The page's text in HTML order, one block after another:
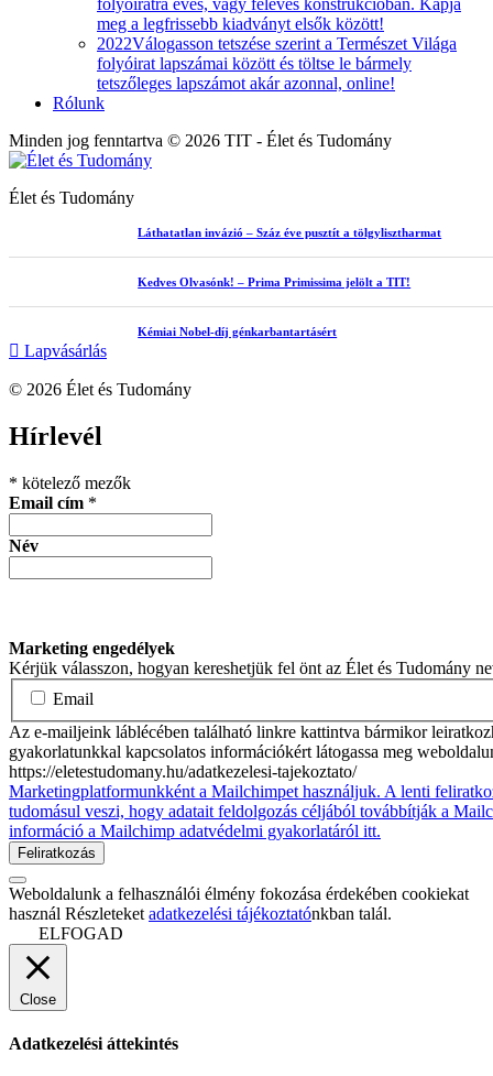
folyóiratra éves, vagy féléves konstrukcióban. Kapja
meg a legfrissebb kiadványt elsők között!
2022Válogasson tetszése szerint a Természet Világa
folyóirat lapszámai között és töltse le bármely
tetszőleges lapszámot akár azonnal, online!
Rólunk
Minden jog fenntartva © 2026 TIT - Élet és Tudomány
Élet és Tudomány
Láthatatlan invázió – Száz éve pusztít a tölgylisztharmat
Kedves Olvasónk! – Prima Primissima jelölt a TIT!
Kémiai Nobel-díj génkarbantartásért
Lapvásárlás
© 2026 Élet és Tudomány
facebook-
1
youtube-
1
email
Hírlevél
* kötelező mezők
Email cím *
Név
Marketing engedélyek
Kérjük válasszon, hogyan kereshetjük fel önt az Élet és Tudomány
Email
Az e-mailjeink láblécében található linkre kattintva bármikor
gyakorlatunkkal kapcsolatos információkért látogassa meg
https://eletestudomany.hu/adatkezelesi-tajekoztato/
Marketingplatformunkként a Mailchimpet használjuk. A lenti
tudomásul veszi, hogy adatait feldolgozás céljából továbbítják a
információ a Mailchimp adatvédelmi gyakorlatáról itt.
Weboldalunk a felhasználói élmény fokozása érdekében cookiekat
használ Részleteket adatkezelési tájékoztatónkban talál.
ELFOGAD
Close
Adatkezelési áttekintés